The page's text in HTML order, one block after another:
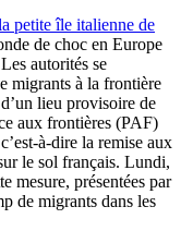
petite île italienne de
de choc en Europe
autorités se
migrants à la frontière
lieu provisoire de
aux frontières (PAF)
à-dire la remise aux
le sol français. Lundi,
mesure, présentées par
de migrants dans les